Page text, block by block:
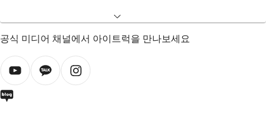
공식 미디어 채널에서 아이트럭을 만나보세요